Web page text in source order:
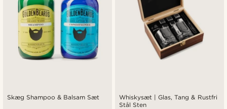
Skæg Shampoo & Balsam Sæt
Whiskysæt | Glas, Tang & Rustfri
Stål Sten